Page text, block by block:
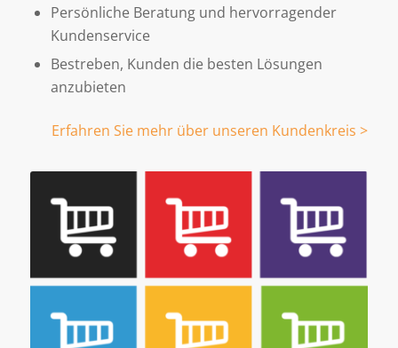
Persönliche Beratung und hervorragender
Kundenservice
Bestreben, Kunden die besten Lösungen
anzubieten
Erfahren Sie mehr über unseren Kundenkreis >